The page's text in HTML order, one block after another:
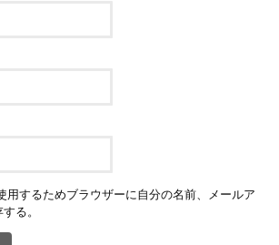
用するためブラウザーに自分の名前、メールア
る。